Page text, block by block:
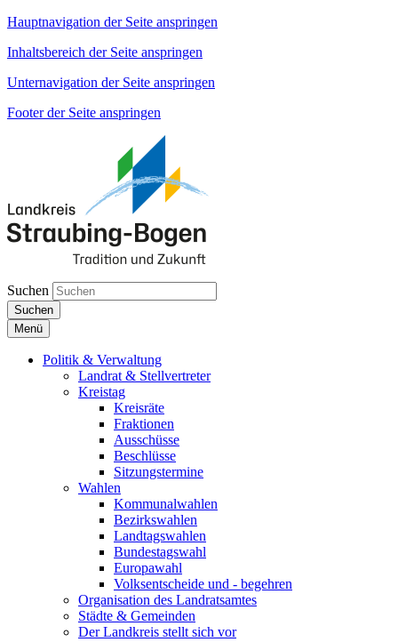
Hauptnavigation der Seite anspringen
Inhaltsbereich der Seite anspringen
Unternavigation der Seite anspringen
Footer der Seite anspringen
Suchen
Suchen
Menü
Politik & Verwaltung
Landrat & Stellvertreter
Kreistag
Kreisräte
Fraktionen
Ausschüsse
Beschlüsse
Sitzungstermine
Wahlen
Kommunalwahlen
Bezirkswahlen
Landtagswahlen
Bundestagswahl
Europawahl
Volksentscheide und - begehren
Organisation des Landratsamtes
Städte & Gemeinden
Der Landkreis stellt sich vor